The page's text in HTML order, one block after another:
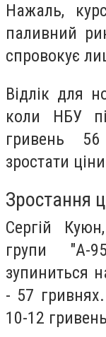
Нажаль,
паливний
спровокує
Відлік для
коли НБУ
гривень
зростати
Зростання
Сергій
групи "А-
зупиниться
- 57
10-12